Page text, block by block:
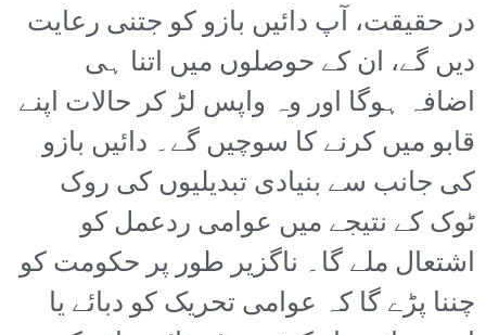
در حقیقت، آپ دائیں بازو کو جتنی رعایت
دیں گے، ان کے حوصلوں میں اتنا ہی
اضافہ ہوگا اور وہ واپس لڑ کر حالات اپنے
قابو میں کرنے کا سوچیں گے۔ دائیں بازو
کی جانب سے بنیادی تبدیلیوں کی روک
ٹوک کے نتیجے میں عوامی ردعمل کو
اشتعال ملے گا۔ ناگزیر طور پر حکومت کو
چننا پڑے گا کہ عوامی تحریک کو دبائے یا